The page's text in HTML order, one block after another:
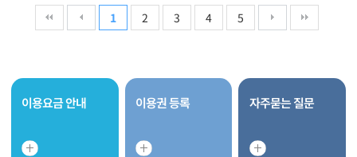
1 2 3 4 5
이용요금 안내 이용권 등록 자주묻는 질문